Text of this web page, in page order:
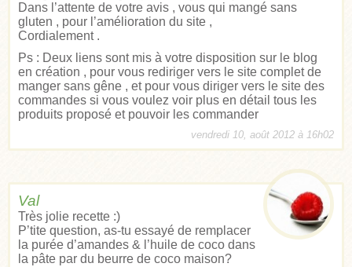
Dans l’attente de votre avis , vous qui mangé sans
gluten , pour l’amélioration du site ,
Cordialement .
Ps : Deux liens sont mis à votre disposition sur le blog
en création , pour vous rediriger vers le site complet de
manger sans gêne , et pour vous diriger vers le site des
commandes si vous voulez voir plus en détail tous les
produits proposé et pouvoir les commander
vendredi 10, août 2012 à 16h02
Val
Très jolie recette :)
P’tite question, as-tu essayé de remplacer
la purée d’amandes & l’huile de coco dans
la pâte par du beurre de coco maison?